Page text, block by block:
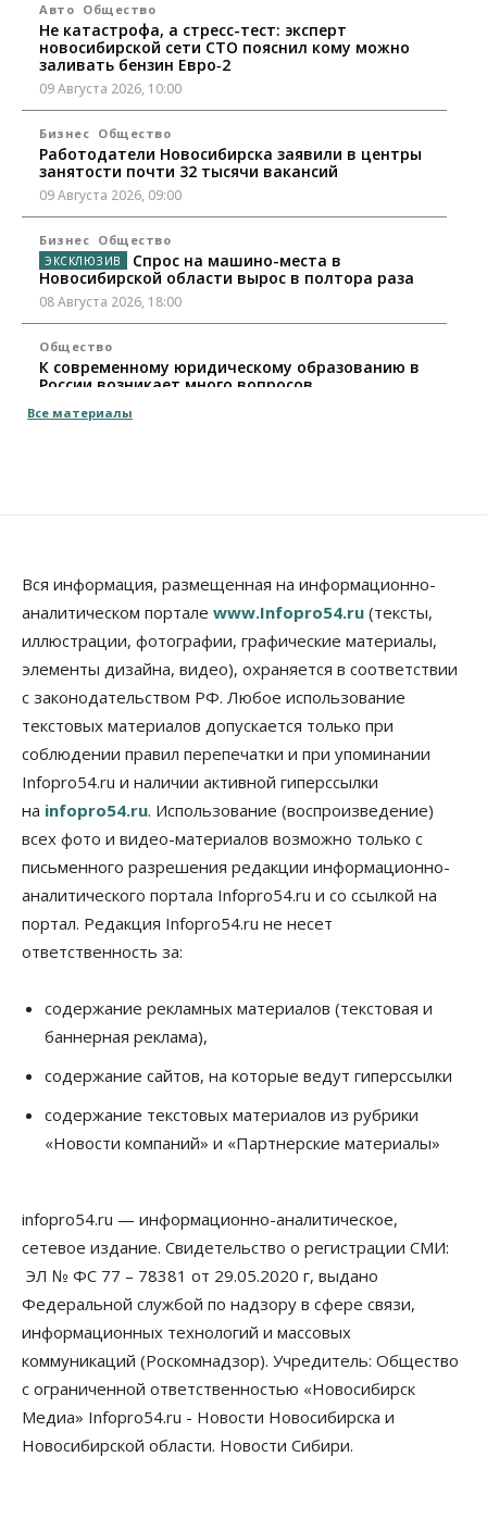
Авто Общество
Не катастрофа, а стресс-тест: эксперт
новосибирской сети СТО пояснил кому можно
заливать бензин Евро‑2
09 Августа 2026, 10:00
Бизнес Общество
Работодатели Новосибирска заявили в центры
занятости почти 32 тысячи вакансий
09 Августа 2026, 09:00
Бизнес Общество
Спрос на машино-места в
Новосибирской области вырос в полтора раза
08 Августа 2026, 18:00
Общество
К современному юридическому образованию в
России возникает много вопросов
08 Августа 2026, 17:00
Искусственный интеллект впервые выписал
штраф за борщевик
08 Августа 2026, 15:00
Авто
Продажи подержанных электромобилей в
Новосибирской области растут второй месяц
08 Августа 2026, 13:00
Бизнес
Детские центры Новосибирска
перегибают с «педагогикой успеха», считает
психолог
08 Августа 2026, 11:00
Бизнес Общество
Союз продавцов маркетплейсов
обратился в правительство РФ из-за атак на WB
08 Августа 2026, 10:00
Общество
Новосибирцы будут получать квитанции за ЖКУ
по-новому
Бизнес
В Новосибирской области резко
сократился грузооборот в автоперевозках
Общество
В Новосибирске прошёл митинг
против нового закона о памятниках
07 Августа 2026, 18:00
Бизнес
В аэропорту Толмачёво завершены работы по
бетонированию рулежных дорожек
07 Августа 2026, 17:00
Бизнес Недвижимость
Новосибирцы стали реже оформлять
Все материалы
Вся информация, размещенная на информационно-
аналитическом портале www.Infopro54.ru (тексты,
иллюстрации, фотографии, графические материалы,
элементы дизайна, видео), охраняется в соответствии
с законодательством РФ. Любое использование
текстовых материалов допускается только при
соблюдении правил перепечатки и при упоминании
Infopro54.ru и наличии активной гиперссылки
на infopro54.ru. Использование (воспроизведение)
всех фото и видео-материалов возможно только с
письменного разрешения редакции информационно-
аналитического портала Infopro54.ru и со ссылкой на
портал. Редакция Infopro54.ru не несет
ответственность за:
содержание рекламных материалов (текстовая и
баннерная реклама),
содержание сайтов, на которые ведут гиперссылки
содержание текстовых материалов из рубрики
«Новости компаний» и «Партнерские материалы»
infopro54.ru — информационно-аналитическое,
сетевое издание. Свидетельство о регистрации СМИ:
ЭЛ № ФС 77 – 78381 от 29.05.2020 г, выдано
Федеральной службой по надзору в сфере связи,
информационных технологий и массовых
коммуникаций (Роскомнадзор). Учредитель: Общество
с ограниченной ответственностью «Новосибирск
Медиа» Infopro54.ru - Новости Новосибирска и
Новосибирской области. Новости Сибири.